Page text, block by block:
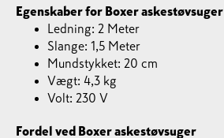
Egenskaber for Boxer askestøvsuger
Ledning: 2 Meter
Slange: 1,5 Meter
Mundstykket: 20 cm
Vægt: 4,3 kg
Volt: 230 V
Fordel ved Boxer askestøvsuger